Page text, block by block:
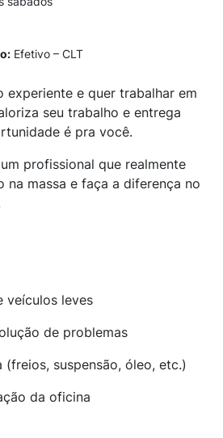
Efetivo – CLT
experiente e quer trabalhar em
seu trabalho e entrega
é pra você.
profissional que realmente
na massa e faça a diferença no
veículos leves
de problemas
suspensão, óleo, etc.)
da oficina